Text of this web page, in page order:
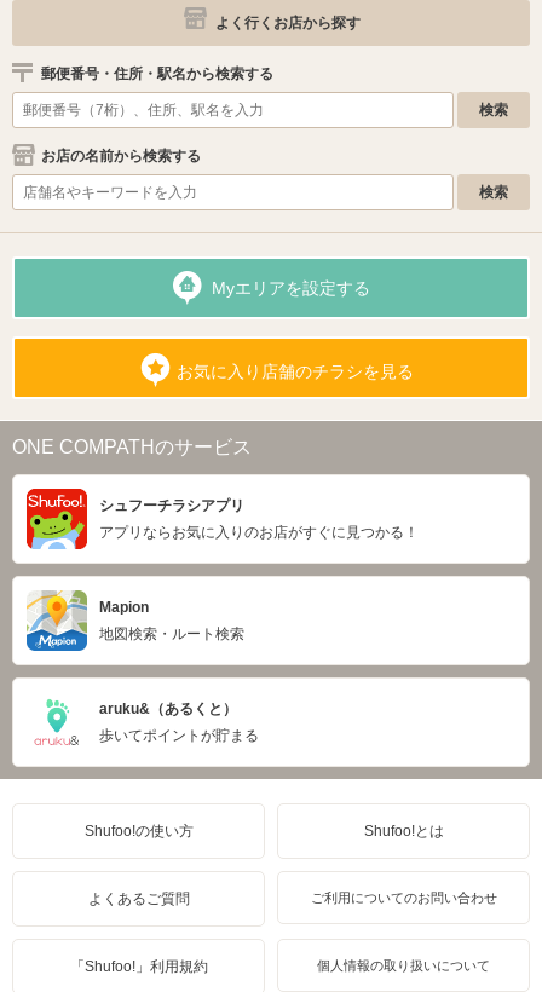
よく行くお店から探す
郵便番号・住所・駅名から検索する
お店の名前から検索する
Myエリアを設定する
お気に入り店舗のチラシを見る
ONE COMPATHのサービス
シュフーチラシアプリ
アプリならお気に入りのお店がすぐに見つかる！
Mapion
地図検索・ルート検索
aruku&（あるくと）
歩いてポイントが貯まる
Shufoo!の使い方 Shufoo!とは
よくあるご質問 ご利用についてのお問い合わせ
「Shufoo!」利用規約 個人情報の取り扱いについて